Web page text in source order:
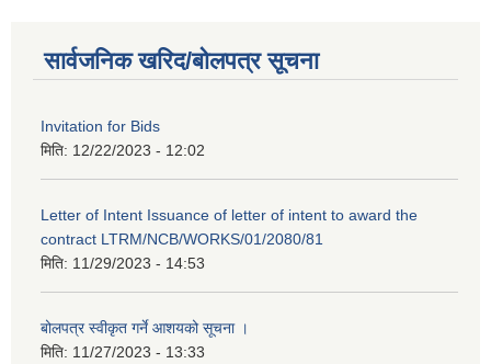
सार्वजनिक खरिद/बोलपत्र सूचना
Invitation for Bids
मिति: 12/22/2023 - 12:02
Letter of Intent Issuance of letter of intent to award the
contract LTRM/NCB/WORKS/01/2080/81
मिति: 11/29/2023 - 14:53
बोलपत्र स्वीकृत गर्ने आशयको सूचना ।
मिति: 11/27/2023 - 13:33